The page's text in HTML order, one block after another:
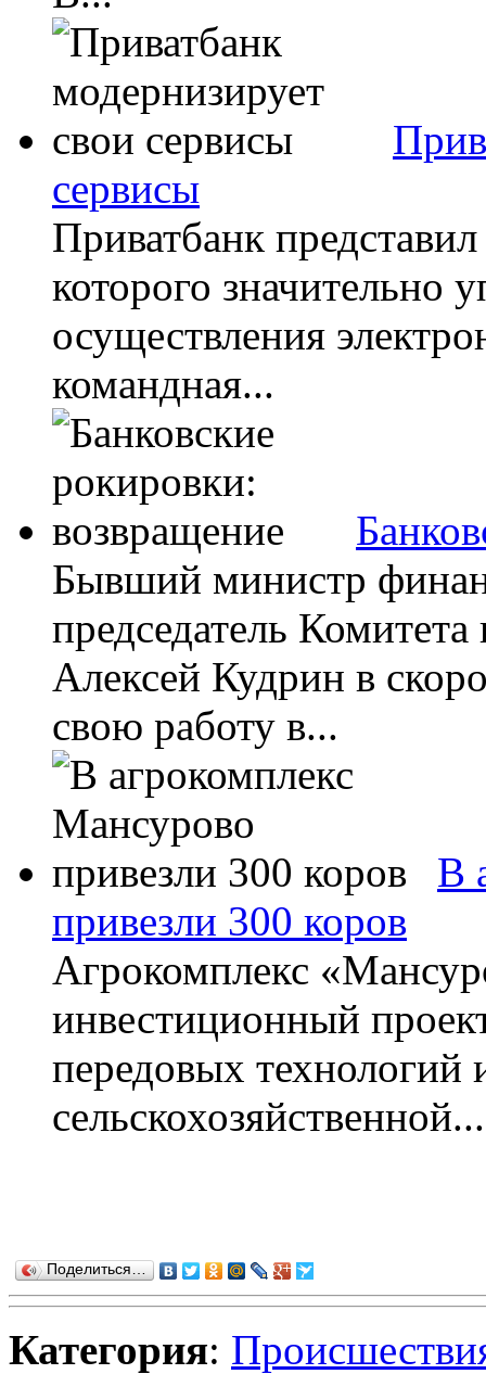
сервисы
Приватбанк
которого значительно
осуществления
командная...
Бывший министр
председатель
Алексей Кудрин в
свою работу в...
В
привезли 300 коров
Агрокомплекс
инвестиционный
передовых технологий
сельскохозяйственной...
Поделиться…
Категория: